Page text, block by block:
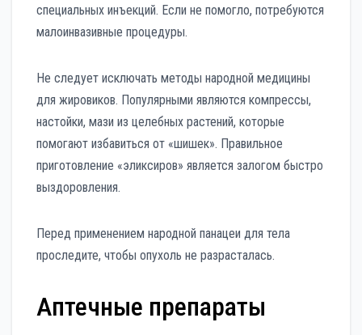
специальных инъекций. Если не помогло, потребуются
малоинвазивные процедуры.
Не следует исключать методы народной медицины
для жировиков. Популярными являются компрессы,
настойки, мази из целебных растений, которые
помогают избавиться от «шишек». Правильное
приготовление «эликсиров» является залогом быстро
выздоровления.
Перед применением народной панацеи для тела
проследите, чтобы опухоль не разрасталась.
Аптечные препараты